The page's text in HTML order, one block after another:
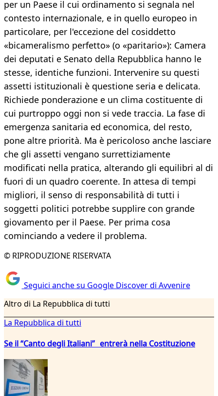
per un Paese il cui ordinamento si segnala nel
contesto internazionale, e in quello europeo in
particolare, per l'eccezione del cosiddetto
«bicameralismo perfetto» (o «paritario»): Camera
dei deputati e Senato della Repubblica hanno le
stesse, identiche funzioni. Intervenire su questi
assetti istituzionali è questione seria e delicata.
Richiede ponderazione e un clima costituente di
cui purtroppo oggi non si vede traccia. La fase di
emergenza sanitaria ed economica, del resto,
pone altre priorità. Ma è pericoloso anche lasciare
che gli assetti vengano surrettiziamente
modificati nella pratica, alterando gli equilibri al di
fuori di un quadro coerente. In attesa di tempi
migliori, il senso di responsabilità di tutti i
soggetti politici potrebbe supplire con grande
giovamento per il Paese. Per prima cosa
cominciando a vedere il problema.
© RIPRODUZIONE RISERVATA
Seguici anche su Google Discover di Avvenire
Altro di La Repubblica di tutti
La Repubblica di tutti
Se il “Canto degli Italiani” entrerà nella Costituzione